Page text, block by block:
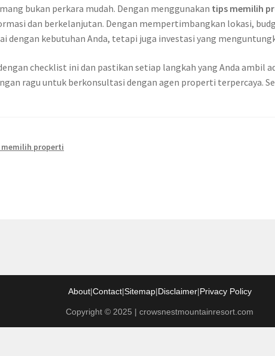
bukan perkara mudah. Dengan menggunakan tips memilih
dan berkelanjutan. Dengan mempertimbangkan lokasi,
dengan kebutuhan Anda, tetapi juga investasi yang
checklist ini dan pastikan setiap langkah yang Anda ambil
ragu untuk berkonsultasi dengan agen properti terpercaya.
properti
About|Contact|Sitemap|Disclaimer|Privacy Policy
Copyright © 2025 | crowsnestmountainresort.com